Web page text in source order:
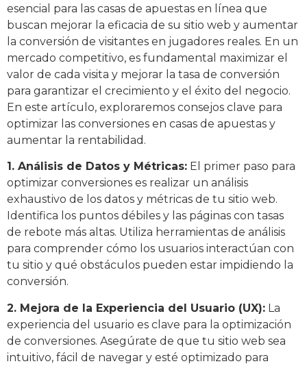
esencial para las casas de apuestas en línea que
buscan mejorar la eficacia de su sitio web y aumentar
la conversión de visitantes en jugadores reales. En un
mercado competitivo, es fundamental maximizar el
valor de cada visita y mejorar la tasa de conversión
para garantizar el crecimiento y el éxito del negocio.
En este artículo, exploraremos consejos clave para
optimizar las conversiones en casas de apuestas y
aumentar la rentabilidad.
1. Análisis de Datos y Métricas: El primer paso para
optimizar conversiones es realizar un análisis
exhaustivo de los datos y métricas de tu sitio web.
Identifica los puntos débiles y las páginas con tasas
de rebote más altas. Utiliza herramientas de análisis
para comprender cómo los usuarios interactúan con
tu sitio y qué obstáculos pueden estar impidiendo la
conversión.
2. Mejora de la Experiencia del Usuario (UX): La
experiencia del usuario es clave para la optimización
de conversiones. Asegúrate de que tu sitio web sea
intuitivo, fácil de navegar y esté optimizado para